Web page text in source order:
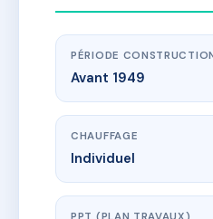
PÉRIODE
Avant 1949
CHAUFFAGE
Individuel